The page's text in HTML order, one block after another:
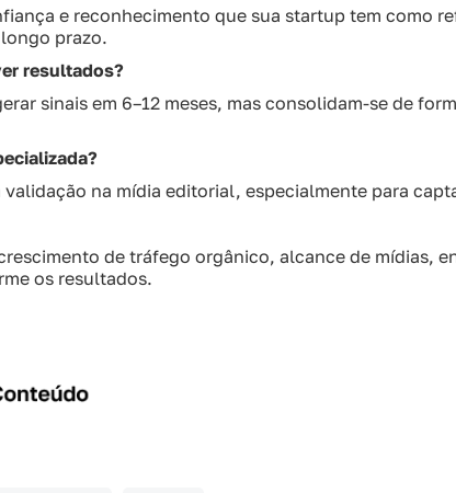
e reconhecimento que sua startup tem como
prazo.
resultados?
sinais em 6–12 meses, mas consolidam-se de
validação na mídia editorial, especialmente para
de tráfego orgânico, alcance de mídias,
os resultados.